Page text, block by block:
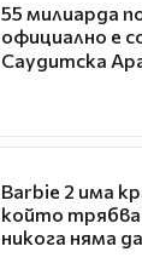
55 милиарда
официално е
Саудитска
Barbie 2 има
който трябва
никога няма